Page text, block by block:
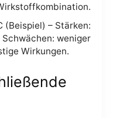
(Beispiel) – Stärken:
weniger
Wirkungen.